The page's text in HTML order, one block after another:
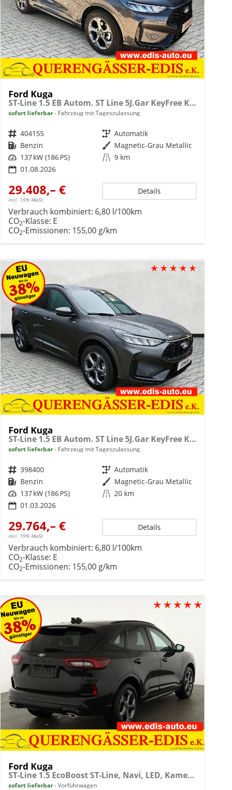
Ford Kuga
ST-Line 1.5 EB Autom. ST Line 5J.Gar KeyFree Kamera
sofort lieferbar Fahrzeug mit Tageszulassung
Fahrzeugnr. 404155 Getriebe Automatik
Kraftstoff Benzin Außenfarbe Magnetic-Grau Metallic
Leistung 137 kW (186 PS) Kilometerstand 9 km
01.08.2026
29.408,– €
incl. 19% MwSt.
Details
Verbrauch kombiniert: 6,80 l/100km
CO2-Klasse: E
CO2-Emissionen: 155,00 g/km
Ford Kuga
ST-Line 1.5 EB Autom. ST Line 5J.Gar KeyFree Kamera
sofort lieferbar Fahrzeug mit Tageszulassung
Fahrzeugnr. 398400 Getriebe Automatik
Kraftstoff Benzin Außenfarbe Magnetic-Grau Metallic
Leistung 137 kW (186 PS) Kilometerstand 20 km
01.03.2026
29.764,– €
incl. 19% MwSt.
Details
Verbrauch kombiniert: 6,80 l/100km
CO2-Klasse: E
CO2-Emissionen: 155,00 g/km
Ford Kuga
ST-Line 1.5 EcoBoost ST-Line, Navi, LED, Kamera, Winter, FS beheizbar
sofort lieferbar Vorführwagen